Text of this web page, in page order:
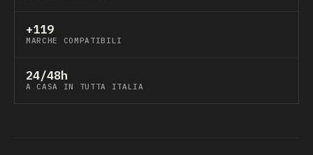
+119
MARCHE COMPATIBILI
24/48h
A CASA IN TUTTA ITALIA